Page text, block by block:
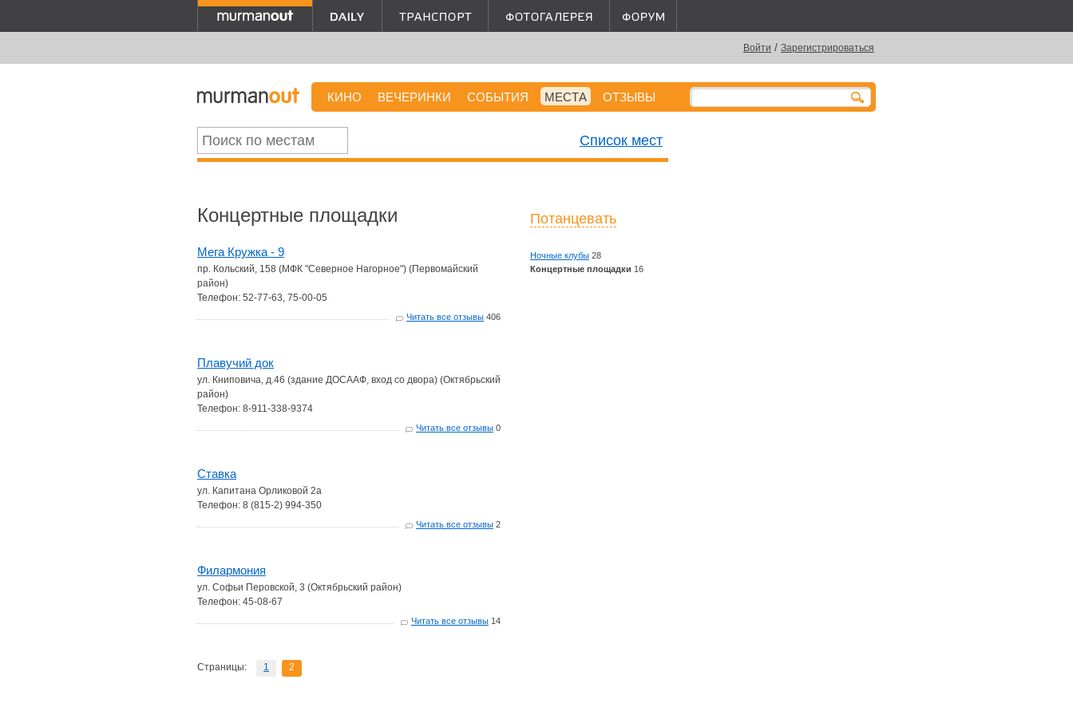
Войти / Зарегистрироваться
КИНО ВЕЧЕРИНКИ СОБЫТИЯ МЕСТА ОТЗЫВЫ
Список мест
Потанцевать
Ночные клубы 28
Концертные площадки 16
Концертные площадки
Мега Кружка - 9
пр. Кольский, 158 (МФК "Северное Нагорное") (Первомайский
район)
Телефон: 52-77-63, 75-00-05
Читать все отзывы 406
Плавучий док
ул. Книповича, д.46 (здание ДОСААФ, вход со двора) (Октябрьский
район)
Телефон: 8-911-338-9374
Читать все отзывы 0
Ставка
ул. Капитана Орликовой 2а
Телефон: 8 (815-2) 994-350
Читать все отзывы 2
Филармония
ул. Софьи Перовской, 3 (Октябрьский район)
Телефон: 45-08-67
Читать все отзывы 14
Страницы: 1 2